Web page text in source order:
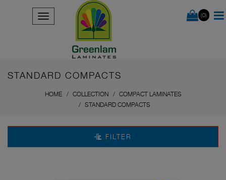
(0)
STANDARD COMPACTS
HOME COLLECTION
COMPACT LAMINATES
STANDARD COMPACTS
FILTER